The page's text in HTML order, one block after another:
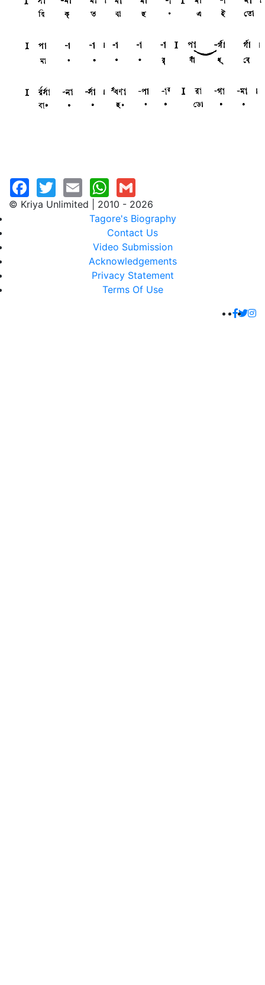
© Kriya Unlimited | 2010 - 2026
Tagore's Biography
Contact Us
Video Submission
Acknowledgements
Privacy Statement
Terms Of Use